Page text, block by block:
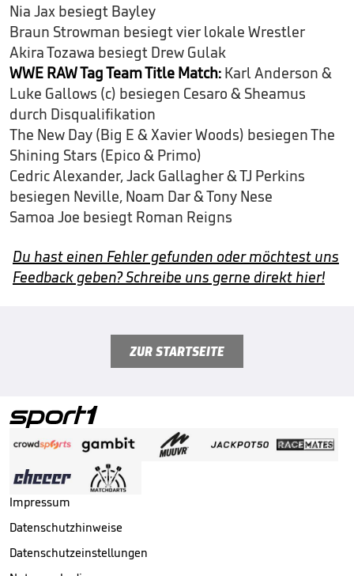
Nia Jax besiegt Bayley
Braun Strowman besiegt vier lokale Wrestler
Akira Tozawa besiegt Drew Gulak
WWE RAW Tag Team Title Match: Karl Anderson &
Luke Gallows (c) besiegen Cesaro & Sheamus
durch Disqualifikation
The New Day (Big E & Xavier Woods) besiegen The
Shining Stars (Epico & Primo)
Cedric Alexander, Jack Gallagher & TJ Perkins
besiegen Neville, Noam Dar & Tony Nese
Samoa Joe besiegt Roman Reigns
Du hast einen Fehler gefunden oder möchtest uns
Feedback geben? Schreibe uns gerne direkt hier!
ZUR STARTSEITE
Impressum
Datenschutzhinweise
Datenschutzeinstellungen